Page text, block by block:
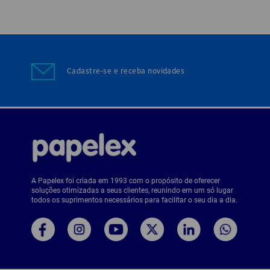
Cadastre-se e receba novidades
A Papelex foi criada em 1993 com o propósito de oferecer
soluções otimizadas a seus clientes, reunindo em um só lugar
todos os suprimentos necessários para facilitar o seu dia a dia.